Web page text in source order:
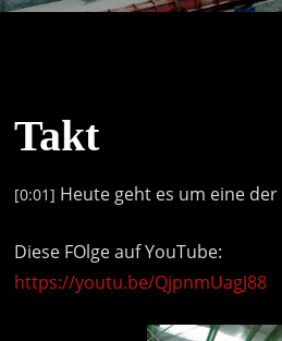
Takt
[0:01] Heute geht es um eine der
Diese FOlge auf YouTube:
https://youtu.be/QjpnmUagJ88